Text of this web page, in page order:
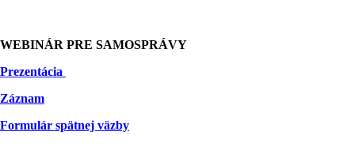
WEBINÁR PRE SAMOSPRÁVY
Prezentácia
Záznam
Formulár spätnej väzby